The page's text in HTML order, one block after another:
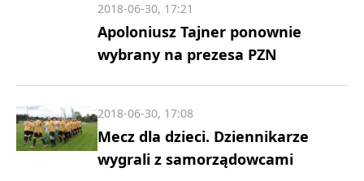
Apoloniusz Tajner ponownie
wybrany na prezesa PZN
2018-06-30, 17:21
Mecz dla dzieci. Dziennikarze
wygrali z samorządowcami
2018-06-30, 17:08